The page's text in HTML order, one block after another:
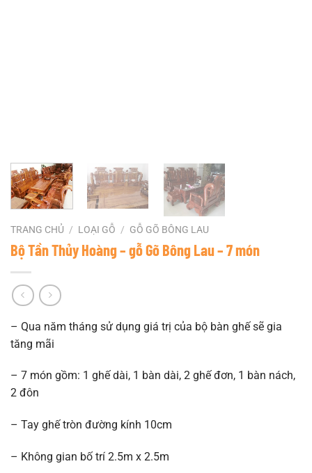
TRANG CHỦ / LOẠI GỖ / GỖ GÕ BÔNG LAU
Bộ Tần Thủy Hoàng – gỗ Gõ Bông Lau – 7 món
– Qua năm tháng sử dụng giá trị của bộ bàn ghế sẽ gia
tăng mãi
– 7 món gồm: 1 ghế dài, 1 bàn dài, 2 ghế đơn, 1 bàn nách,
2 đôn
– Tay ghế tròn đường kính 10cm
– Không gian bố trí 2.5m x 2.5m